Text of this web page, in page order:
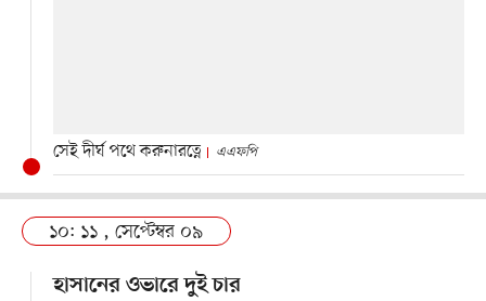
সেই দীর্ঘ পথে করুনারত্নে এএফপি
১০: ১১ , সেপ্টেম্বর ০৯
হাসানের ওভারে দুই চার